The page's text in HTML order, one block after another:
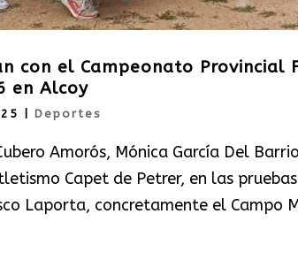
con el Campeonato Provincial
en Alcoy
Deportes
Amorós, Mónica García Del
Capet de Petrer, en las
Laporta, concretamente el Campo